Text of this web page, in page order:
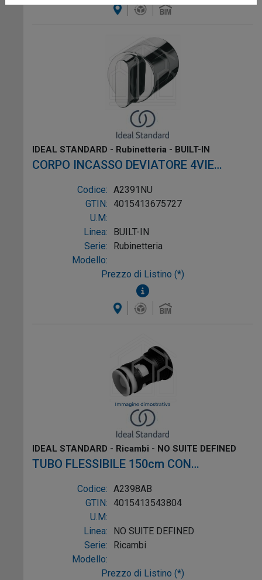
IDEAL STANDARD - Rubinetteria - BUILT-IN
CORPO INCASSO DEVIATORE 4VIE
MANUALE
Codice: A2391NU
GTIN: 4015413675727
U.M:
Linea:
BUILT-IN
Serie:
Rubinetteria
Modello:
Prezzo di Listino (*)
IDEAL STANDARD - Ricambi - NO SUITE DEFINED
TUBO FLESSIBILE 150cm CON
RACCORDO CONICO ø1/2" ORO
Codice: A2398AB
GTIN: 4015413543804
U.M:
Linea:
NO SUITE DEFINED
Serie:
Ricambi
Modello:
Prezzo di Listino (*)